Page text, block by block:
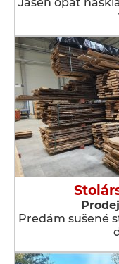
Predám sušené